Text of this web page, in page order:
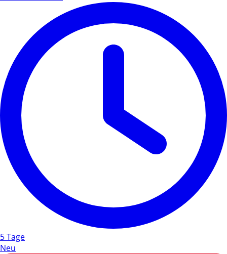
5 Tage
Neu